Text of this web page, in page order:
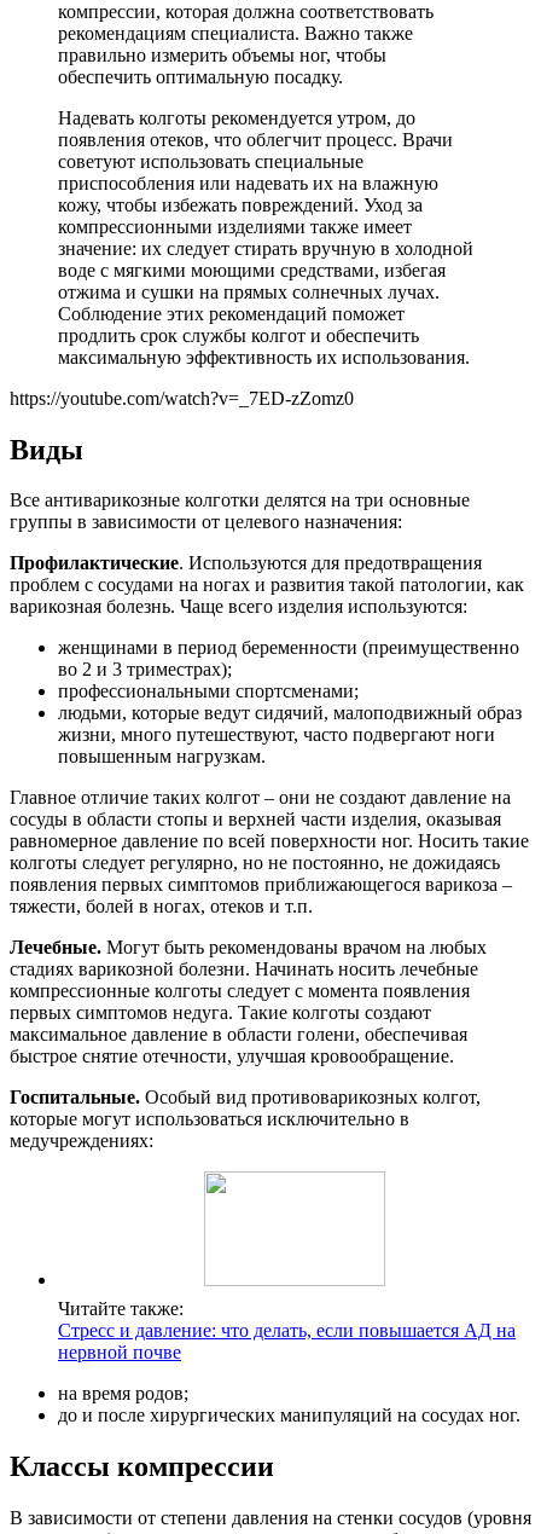
компрессии, которая должна соответствовать
рекомендациям специалиста. Важно также
правильно измерить объемы ног, чтобы
обеспечить оптимальную посадку.
Надевать колготы рекомендуется утром, до
появления отеков, что облегчит процесс. Врачи
советуют использовать специальные
приспособления или надевать их на влажную
кожу, чтобы избежать повреждений. Уход за
компрессионными изделиями также имеет
значение: их следует стирать вручную в холодной
воде с мягкими моющими средствами, избегая
отжима и сушки на прямых солнечных лучах.
Соблюдение этих рекомендаций поможет
продлить срок службы колгот и обеспечить
максимальную эффективность их использования.
https://youtube.com/watch?v=_7ED-zZomz0
Виды
Все антиварикозные колготки делятся на три основные
группы в зависимости от целевого назначения:
Профилактические. Используются для предотвращения
проблем с сосудами на ногах и развития такой патологии, как
варикозная болезнь. Чаще всего изделия используются:
женщинами в период беременности (преимущественно
во 2 и 3 триместрах);
профессиональными спортсменами;
людьми, которые ведут сидячий, малоподвижный образ
жизни, много путешествуют, часто подвергают ноги
повышенным нагрузкам.
Главное отличие таких колгот – они не создают давление на
сосуды в области стопы и верхней части изделия, оказывая
равномерное давление по всей поверхности ног. Носить такие
колготы следует регулярно, но не постоянно, не дожидаясь
появления первых симптомов приближающегося варикоза –
тяжести, болей в ногах, отеков и т.п.
Лечебные. Могут быть рекомендованы врачом на любых
стадиях варикозной болезни. Начинать носить лечебные
компрессионные колготы следует с момента появления
первых симптомов недуга. Такие колготы создают
максимальное давление в области голени, обеспечивая
быстрое снятие отечности, улучшая кровообращение.
Госпитальные. Особый вид противоварикозных колгот,
которые могут использоваться исключительно в
медучреждениях:
Читайте также:
Стресс и давление: что делать, если повышается АД на
нервной почве
на время родов;
до и после хирургических манипуляций на сосудах ног.
Классы компрессии
В зависимости от степени давления на стенки сосудов (уровня